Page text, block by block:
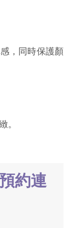
，同時保護顏
。
約連